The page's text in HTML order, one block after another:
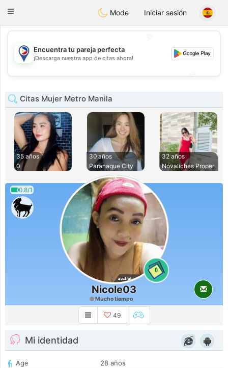
Philippines Chat
Toggle
Mode Iniciar sesión
💖
💕
Encuentra tu pareja perfecta
¡Descarga nuestra app de citas ahora!
Citas Mujer Metro Manila
35 años
0
30 años
Paranaque City
32 años
Novaliches Proper
0.8/1
0
Nicole03
Mucho tiempo
49
Mi identidad
Age
28 años